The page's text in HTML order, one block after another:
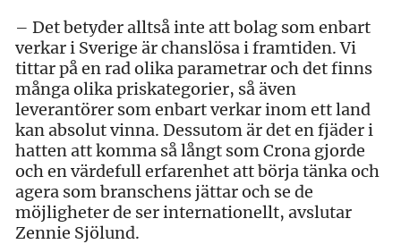
– Det betyder alltså inte att bolag som enbart
verkar i Sverige är chanslösa i framtiden. Vi
tittar på en rad olika parametrar och det finns
många olika priskategorier, så även
leverantörer som enbart verkar inom ett land
kan absolut vinna. Dessutom är det en fjäder i
hatten att komma så långt som Crona gjorde
och en värdefull erfarenhet att börja tänka och
agera som branschens jättar och se de
möjligheter de ser internationellt, avslutar
Zennie Sjölund.